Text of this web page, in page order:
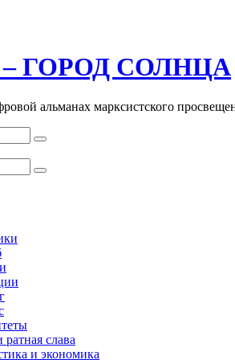
ГОРОД СОЛНЦА
альманах марксистского
слава
и экономика